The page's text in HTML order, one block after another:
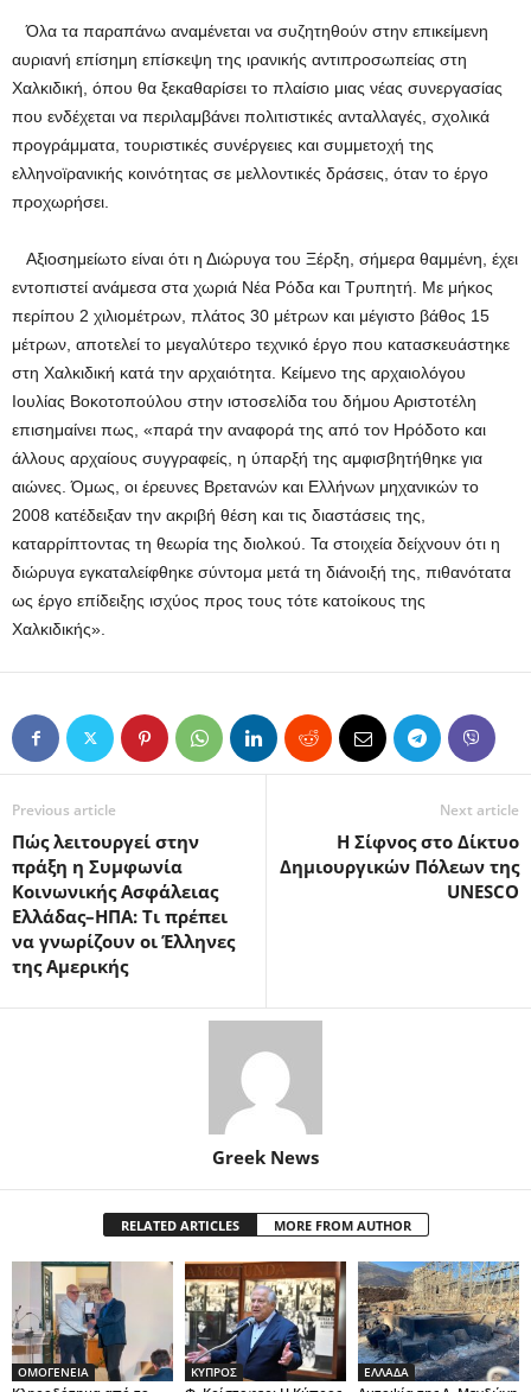
Όλα τα παραπάνω αναμένεται να συζητηθούν στην επικείμενη
αυριανή επίσημη επίσκεψη της ιρανικής αντιπροσωπείας στη
Χαλκιδική, όπου θα ξεκαθαρίσει το πλαίσιο μιας νέας συνεργασίας
που ενδέχεται να περιλαμβάνει πολιτιστικές ανταλλαγές, σχολικά
προγράμματα, τουριστικές συνέργειες και συμμετοχή της
ελληνοϊρανικής κοινότητας σε μελλοντικές δράσεις, όταν το έργο
προχωρήσει.
Αξιοσημείωτο είναι ότι η Διώρυγα του Ξέρξη, σήμερα θαμμένη, έχει
εντοπιστεί ανάμεσα στα χωριά Νέα Ρόδα και Τρυπητή. Με μήκος
περίπου 2 χιλιομέτρων, πλάτος 30 μέτρων και μέγιστο βάθος 15
μέτρων, αποτελεί το μεγαλύτερο τεχνικό έργο που κατασκευάστηκε
στη Χαλκιδική κατά την αρχαιότητα. Κείμενο της αρχαιολόγου
Ιουλίας Βοκοτοπούλου στην ιστοσελίδα του δήμου Αριστοτέλη
επισημαίνει πως, «παρά την αναφορά της από τον Ηρόδοτο και
άλλους αρχαίους συγγραφείς, η ύπαρξή της αμφισβητήθηκε για
αιώνες. Όμως, οι έρευνες Βρετανών και Ελλήνων μηχανικών το
2008 κατέδειξαν την ακριβή θέση και τις διαστάσεις της,
καταρρίπτοντας τη θεωρία της διολκού. Τα στοιχεία δείχνουν ότι η
διώρυγα εγκαταλείφθηκε σύντομα μετά τη διάνοιξή της, πιθανότατα
ως έργο επίδειξης ισχύος προς τους τότε κατοίκους της
Χαλκιδικής».
Previous article
Πώς λειτουργεί στην
πράξη η Συμφωνία
Κοινωνικής Ασφάλειας
Ελλάδας–ΗΠΑ: Τι πρέπει
να γνωρίζουν οι Έλληνες
της Αμερικής
Next article
Η Σίφνος στο Δίκτυο
Δημιουργικών Πόλεων της
UNESCO
Greek News
RELATED ARTICLES MORE FROM AUTHOR
ΟΜΟΓΕΝΕΙΑ ΚΥΠΡΟΣ ΕΛΛΑΔΑ